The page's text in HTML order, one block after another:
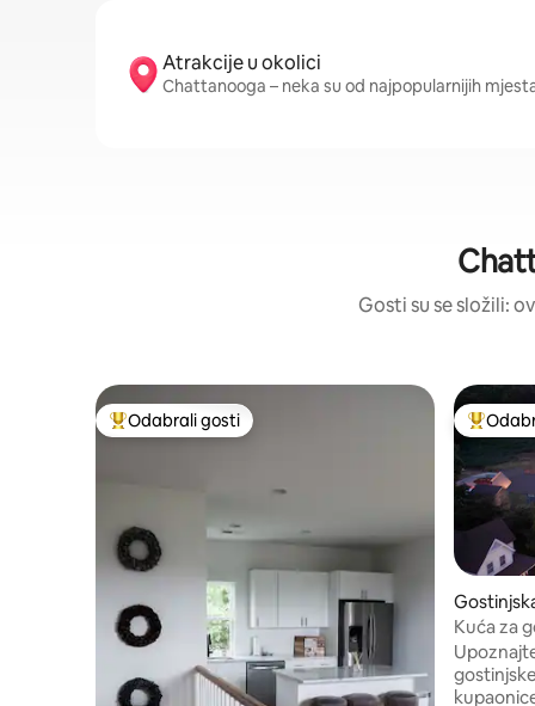
Atrakcije u okolici
Chattanooga – neka su od najpopularnijih
Gosti su se složili:
Među najviše rangiranima s oznakom „Odabrali gosti”
Odabrali gosti Među
oga
Kuća za
izlazak